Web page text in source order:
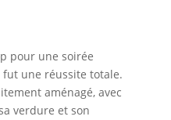
pour une soirée
fut une réussite totale.
aménagé, avec
verdure et son